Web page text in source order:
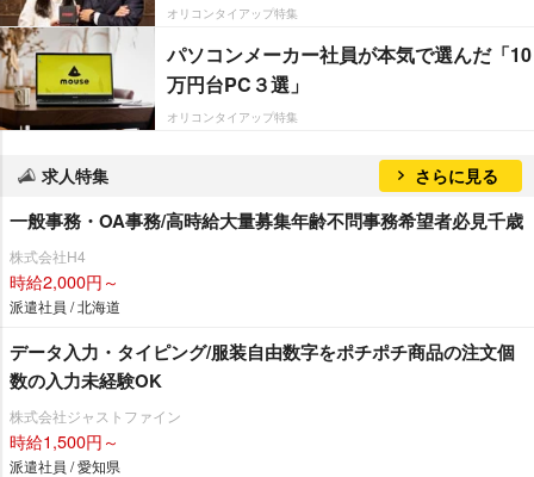
オリコンタイアップ特集
パソコンメーカー社員が本気で選んだ「10
万円台PC３選」
オリコンタイアップ特集
求人特集 さらに見る
一般事務・OA事務/高時給大量募集年齢不問事務希望者必見千歳
株式会社H4
時給2,000円～
派遣社員 / 北海道
データ入力・タイピング/服装自由数字をポチポチ商品の注文個
数の入力未経験OK
株式会社ジャストファイン
時給1,500円～
派遣社員 / 愛知県